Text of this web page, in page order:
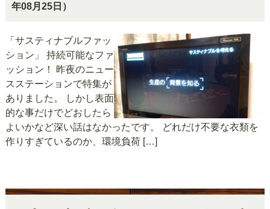
年08月25日）
「サスティナブルファッ
ション」 持続可能なファ
ッション！ 昨夜のニュー
スステーションで特集が
ありました。 しかし表面
的な事だけでどおしたら
よいかなど深い話はなかったです。 どれだけ不要な衣類を
作りすぎているのか、環境負荷 […]